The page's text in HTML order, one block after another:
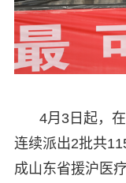
4月3日起，
连续派出2批共
成山东省援沪医